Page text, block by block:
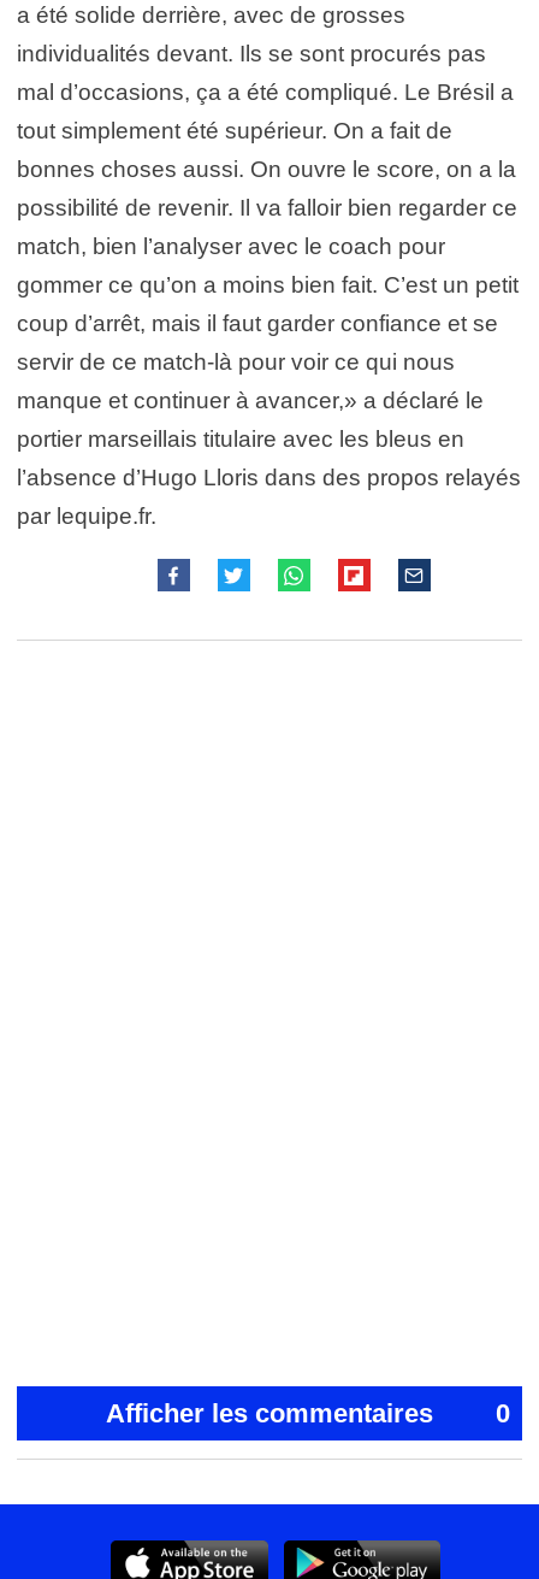
a été solide derrière, avec de grosses
individualités devant. Ils se sont procurés pas
mal d’occasions, ça a été compliqué. Le Brésil a
tout simplement été supérieur. On a fait de
bonnes choses aussi. On ouvre le score, on a la
possibilité de revenir. Il va falloir bien regarder ce
match, bien l’analyser avec le coach pour
gommer ce qu’on a moins bien fait. C’est un petit
coup d’arrêt, mais il faut garder confiance et se
servir de ce match-là pour voir ce qui nous
manque et continuer à avancer,» a déclaré le
portier marseillais titulaire avec les bleus en
l’absence d’Hugo Lloris dans des propos relayés
par lequipe.fr.
Afficher les commentaires 0